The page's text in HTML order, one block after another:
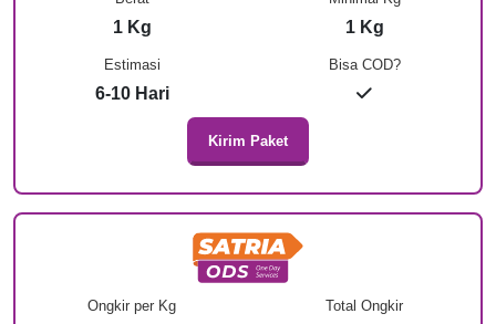
Bisa COD?
1 Kg 1 Kg
Estimasi
6-10 Hari
Kirim Paket
Ongkir per Kg Total Ongkir